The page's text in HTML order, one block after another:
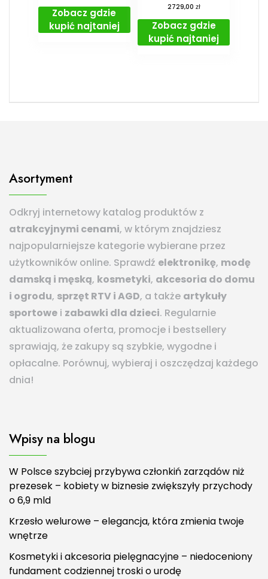
Zobacz gdzie
kupić najtaniej
2729,00 zł
Zobacz gdzie
kupić najtaniej
Asortyment
Odkryj internetowy katalog produktów z
atrakcyjnymi cenami, w którym znajdziesz
najpopularniejsze kategorie wybierane przez
użytkowników online. Sprawdź elektronikę, modę
damską i męską, kosmetyki, akcesoria do domu
i ogrodu, sprzęt RTV i AGD, a także artykuły
sportowe i zabawki dla dzieci. Regularnie
aktualizowana oferta, promocje i bestsellery
sprawiają, że zakupy są szybkie, wygodne i
opłacalne. Porównuj, wybieraj i oszczędzaj każdego
dnia!
Wpisy na blogu
W Polsce szybciej przybywa członkiń zarządów niż
prezesek – kobiety w biznesie zwiększyły przychody
o 6,9 mld
Krzesło welurowe – elegancja, która zmienia twoje
wnętrze
Kosmetyki i akcesoria pielęgnacyjne – niedoceniony
fundament codziennej troski o urodę